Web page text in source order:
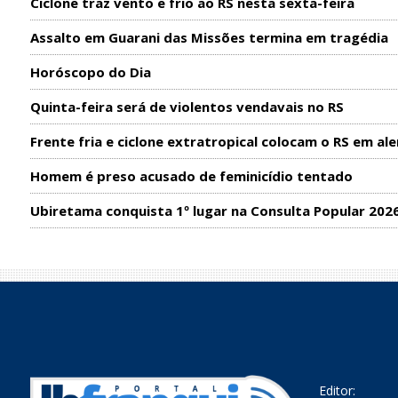
Assalto em Guarani das Missões termina em tragédia
Horóscopo do Dia
Quinta-feira será de violentos vendavais no RS
Frente fria e ciclone extratropical colocam o RS em
Homem é preso acusado de feminicídio tentado
Ubiretama conquista 1º lugar na Consulta Popular
Editor: